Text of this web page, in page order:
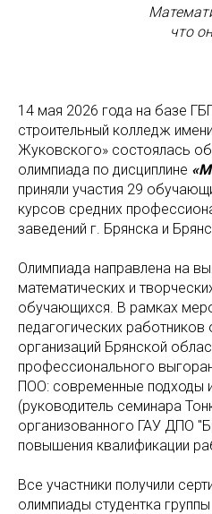
что
14 мая 2026 года на базе
строительный колледж
Жуковского» состоялась
олимпиада по дисциплине
приняли участия 29
курсов средних
заведений г. Брянска и
Олимпиада направлена на
математических и
обучающихся. В рамках
педагогических
организаций Брянской
профессионального
ПОО: современные подходы
(руководитель семинара
организованного ГАУ ДПО
повышения квалификации
Все участники получили
олимпиады студентка